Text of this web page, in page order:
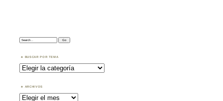
Search:
BUSCAR POR TEMA
Buscar
por
Tema
ARCHIVOS
Archivos